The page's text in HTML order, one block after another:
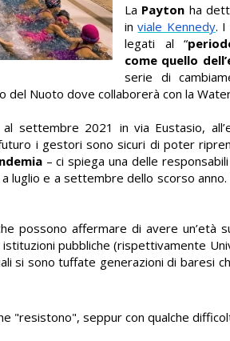
La Payton ha
inviale Kennedy. I
legati al “
come quello
serie di
del Nuoto dove collaborerà con la
settembre 2021 in via Eustasio,
i gestori sono sicuri di poter
– ci spiega una delle
luglio e a settembre dello scorso anno.
possono affermare di avere un’età
pubbliche (rispettivamente
si sono tuffate generazioni di baresi
"resistono", seppur con qualche